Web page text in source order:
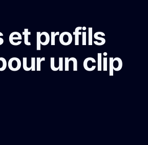
et profils
un clip